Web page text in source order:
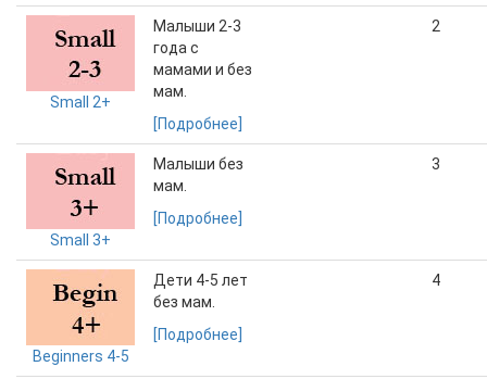
Small 2+
Малыши 2-3
года с
мамами и без
мам.
[Подробнее]
2
Small 3+
Малыши без
мам.
[Подробнее]
3
Beginners 4-5
Дети 4-5 лет
без мам.
[Подробнее]
4